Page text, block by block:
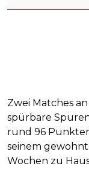
Zwei Matches
spürbare
rund 96
seinem
Wochen zu